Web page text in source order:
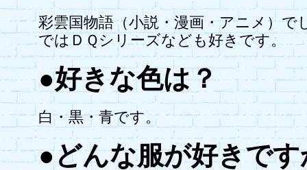
彩雲国物語（小説・漫画・アニメ）で
ではＤＱシリーズなども好きです。
●好きな色は？
白・黒・青です。
●どんな服が好きです